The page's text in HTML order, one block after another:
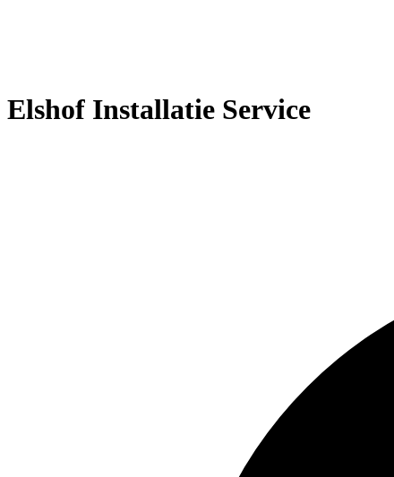
Elshof Installatie Service